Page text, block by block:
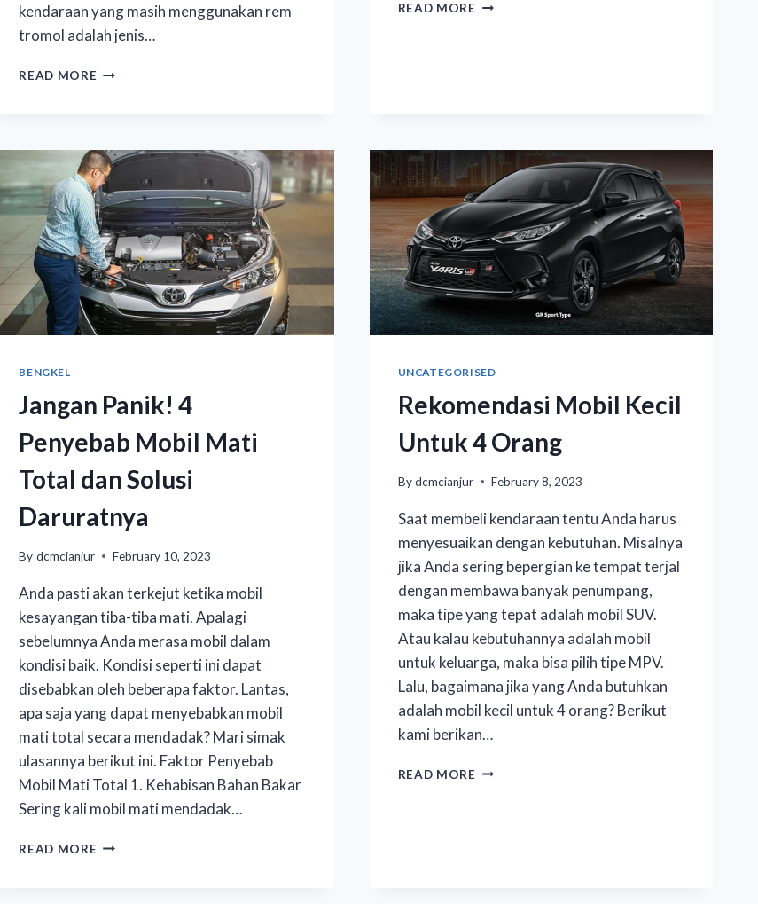
kendaraan yang masih menggunakan rem
tromol adalah jenis…
READ MORE
READ MORE
BENGKEL
Jangan Panik! 4
Penyebab Mobil Mati
Total dan Solusi
Daruratnya
By dcmcianjur February 10, 2023
Anda pasti akan terkejut ketika mobil
kesayangan tiba-tiba mati. Apalagi
sebelumnya Anda merasa mobil dalam
kondisi baik. Kondisi seperti ini dapat
disebabkan oleh beberapa faktor. Lantas,
apa saja yang dapat menyebabkan mobil
mati total secara mendadak? Mari simak
ulasannya berikut ini. Faktor Penyebab
Mobil Mati Total 1. Kehabisan Bahan Bakar
Sering kali mobil mati mendadak…
READ MORE
UNCATEGORISED
Rekomendasi Mobil Kecil
Untuk 4 Orang
By dcmcianjur February 8, 2023
Saat membeli kendaraan tentu Anda harus
menyesuaikan dengan kebutuhan. Misalnya
jika Anda sering bepergian ke tempat terjal
dengan membawa banyak penumpang,
maka tipe yang tepat adalah mobil SUV.
Atau kalau kebutuhannya adalah mobil
untuk keluarga, maka bisa pilih tipe MPV.
Lalu, bagaimana jika yang Anda butuhkan
adalah mobil kecil untuk 4 orang? Berikut
kami berikan…
READ MORE